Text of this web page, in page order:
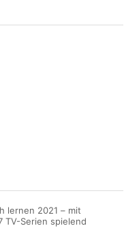
lernen 2021 – mit
TV-Serien spielend